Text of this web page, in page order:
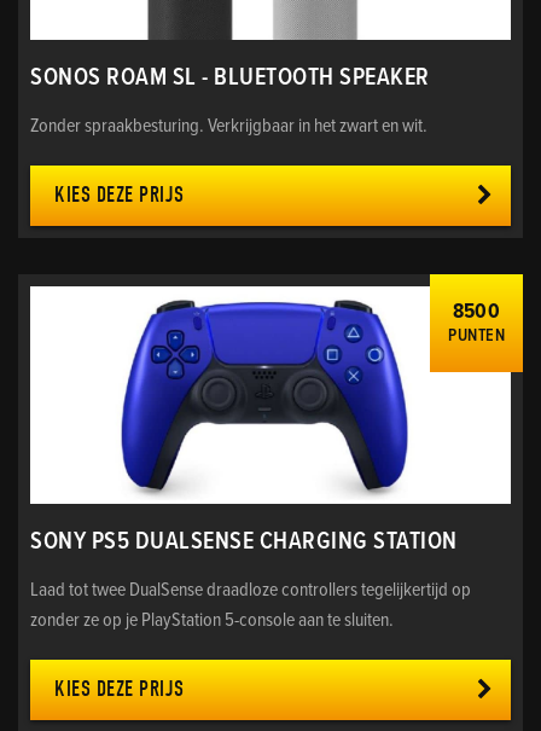
SONOS ROAM SL - BLUETOOTH SPEAKER
Zonder spraakbesturing. Verkrijgbaar in het zwart en wit.
KIES DEZE PRIJS
8500
PUNTEN
SONY PS5 DUALSENSE CHARGING STATION
Laad tot twee DualSense draadloze controllers tegelijkertijd op
zonder ze op je PlayStation 5-console aan te sluiten.
KIES DEZE PRIJS